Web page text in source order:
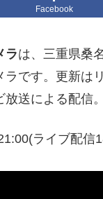
Facebook
ラは、三重県桑
ラです。更新は
放送による配信
ライブ配信